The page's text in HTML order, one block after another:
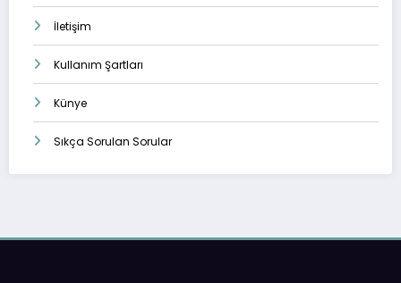
İletişim
Kullanım Şartları
Künye
Sıkça Sorulan Sorular